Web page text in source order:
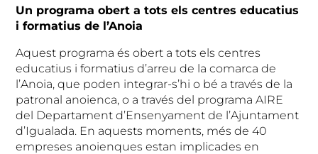
Un programa obert a tots els centres educatius
i formatius de l’Anoia
Aquest programa és obert a tots els centres
educatius i formatius d’arreu de la comarca de
l’Anoia, que poden integrar-s’hi o bé a través de la
patronal anoienca, o a través del programa AIRE
del Departament d’Ensenyament de l’Ajuntament
d’Igualada. En aquests moments, més de 40
empreses anoienques estan implicades en